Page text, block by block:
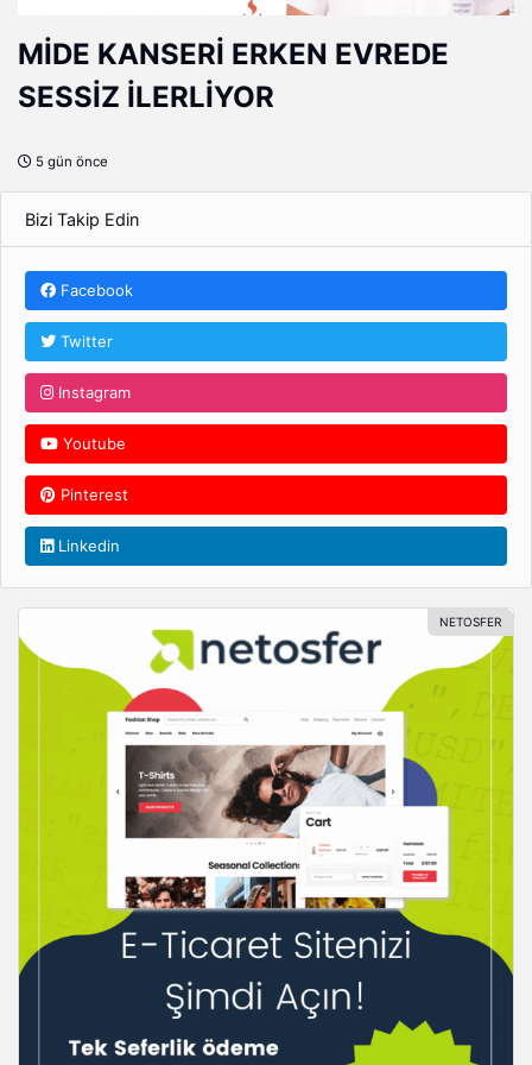
MİDE KANSERİ ERKEN EVREDE
SESSİZ İLERLİYOR
5 gün önce
Bizi Takip Edin
Facebook
Twitter
Instagram
Youtube
Pinterest
Linkedin